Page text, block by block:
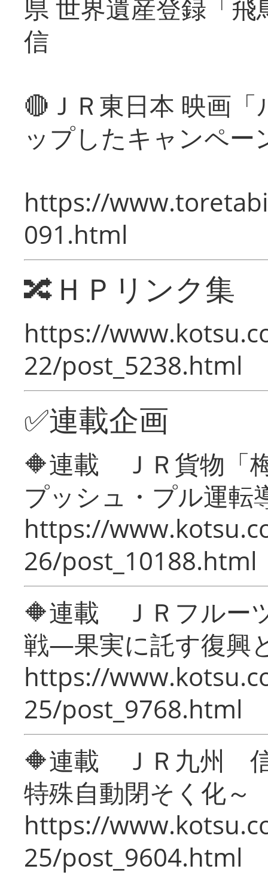
県 世界遺産登録「
信
🔴ＪＲ東日本 映画
ップしたキャンペー
https://
091.html
🔀ＨＰリンク集
https://
22/post_5238.html
✅連載企画
🔶連載 ＪＲ貨物「
プッシュ・プル運転
https://
26/post_10188.html
🔶連載 ＪＲフルー
戦―果実に託す復興
https://
25/post_9768.html
🔶連載 ＪＲ九州 信
特殊自動閉そく化～
https://
25/post_9604.html